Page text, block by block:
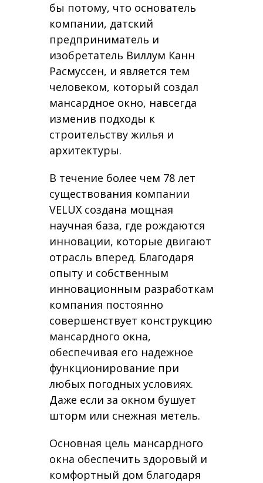
бы потому, что основатель
компании, датский
предприниматель и
изобретатель Виллум Канн
Расмуссен, и является тем
человеком, который создал
мансардное окно, навсегда
изменив подходы к
строительству жилья и
архитектуры.
В течение более чем 78 лет
существования компании
VELUX создана мощная
научная база, где рождаются
инновации, которые двигают
отрасль вперед. Благодаря
опыту и собственным
инновационным разработкам
компания постоянно
совершенствует конструкцию
мансардного окна,
обеспечивая его надежное
функционирование при
любых погодных условиях.
Даже если за окном бушует
шторм или снежная метель.
Основная цель мансардного
окна обеспечить здоровый и
комфортный дом благодаря